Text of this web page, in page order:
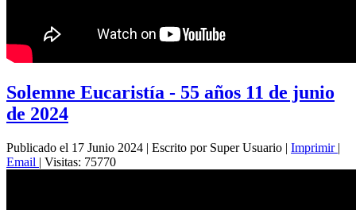
Solemne Eucaristía - 55 años 11 de junio
de 2024
Publicado el 17 Junio 2024 | Escrito por Super Usuario | Imprimir |
Email | Visitas: 75770